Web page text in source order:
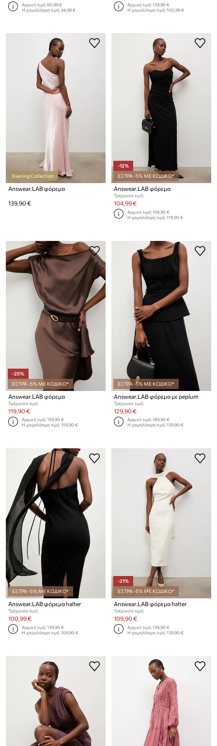
Αρχική τιμή:60,99 €
Η χαμηλότερη τιμή:44,99 €
Αρχική τιμή:139,90 €
Η χαμηλότερη τιμή:100,99 €
Evening Collection
Answear.LAB φόρεμα
139,90 €
-12%
ΕΞΤΡΑ -5% ΜΕ ΚΩΔΙΚΟ*
Answear.LAB φόρεμα
Τρέχουσα τιμή:
104,99 €
Αρχική τιμή:159,90 €
Η χαμηλότερη τιμή:119,90 €
-25%
ΕΞΤΡΑ -5% ΜΕ ΚΩΔΙΚΟ*
Answear.LAB φόρεμα
Τρέχουσα τιμή:
119,90 €
Αρχική τιμή:159,90 €
Η χαμηλότερη τιμή:159,90 €
ΕΞΤΡΑ -5% ΜΕ ΚΩΔΙΚΟ*
Answear.LAB φόρεμα με peplum
Τρέχουσα τιμή:
129,90 €
Αρχική τιμή:189,90 €
Η χαμηλότερη τιμή:139,90 €
ΕΞΤΡΑ -5% ΜΕ ΚΩΔΙΚΟ*
Answear.LAB φόρεμα halter
Τρέχουσα τιμή:
100,99 €
Αρχική τιμή:139,90 €
Η χαμηλότερη τιμή:109,90 €
-21%
ΕΞΤΡΑ -5% ΜΕ ΚΩΔΙΚΟ*
Answear.LAB φόρεμα halter
Τρέχουσα τιμή:
109,90 €
Αρχική τιμή:139,90 €
Η χαμηλότερη τιμή:139,90 €